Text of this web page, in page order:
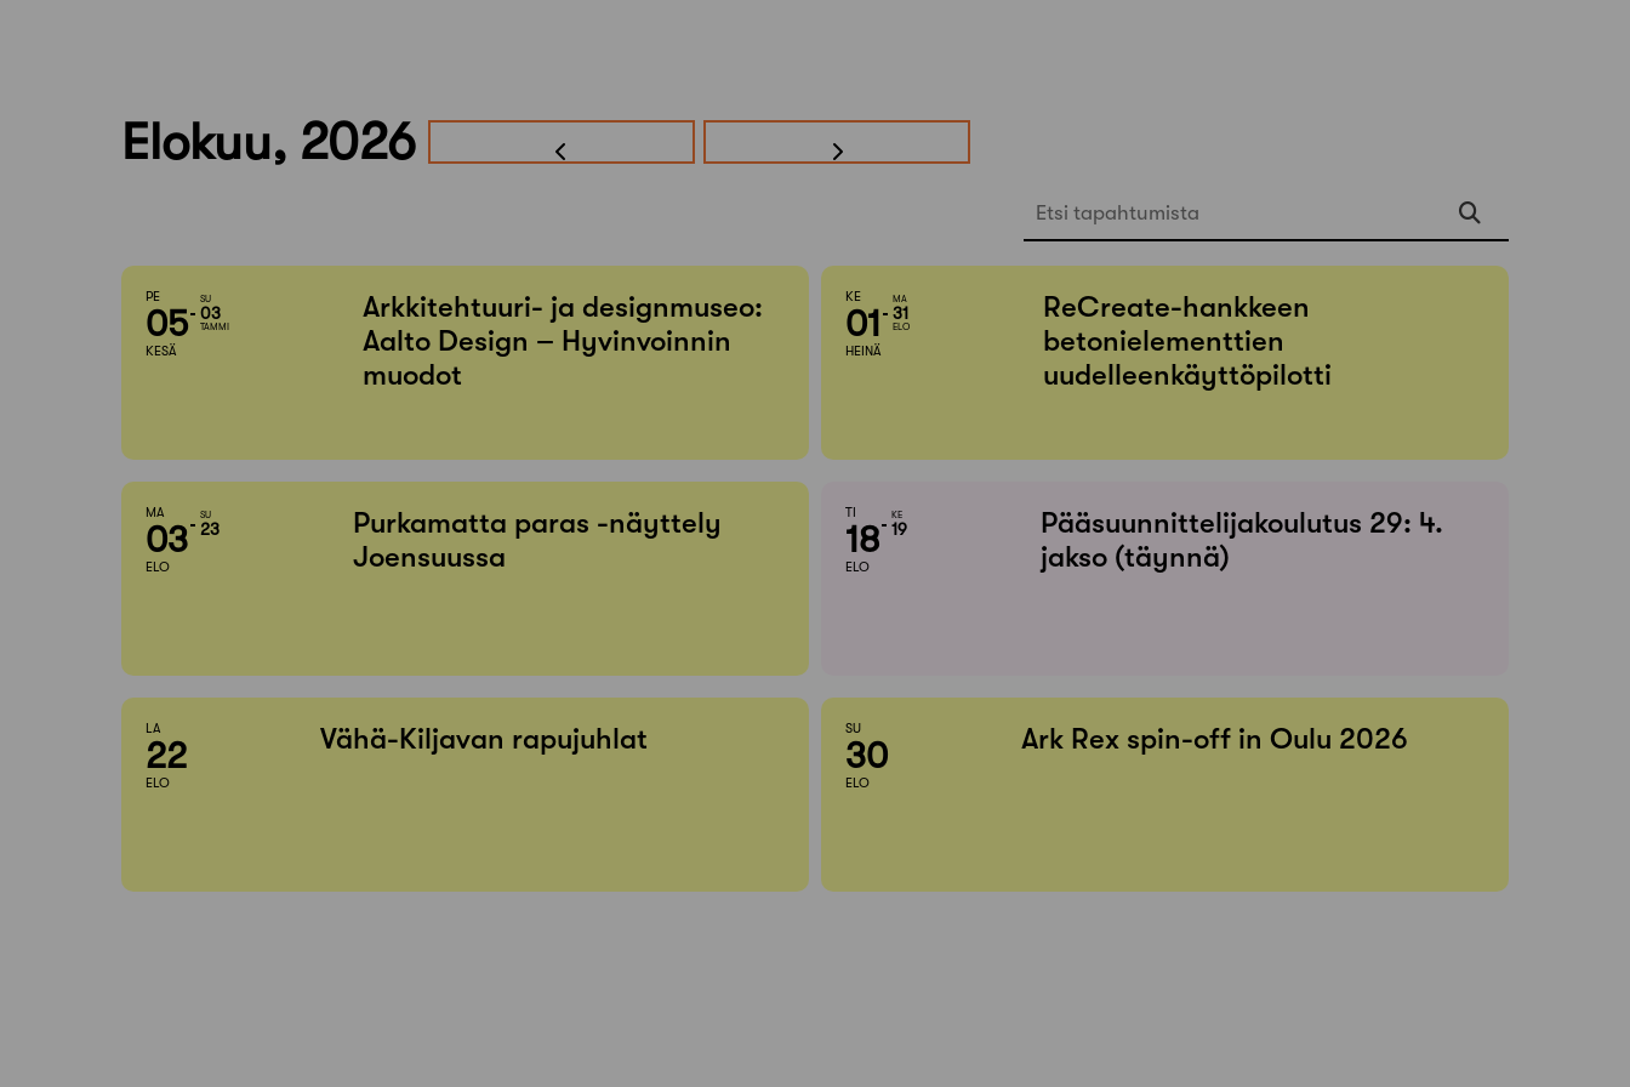
Elokuu, 2026
Etsi tapahtumista
PE
05
KESÄ
SU
03
TAMMI
Arkkitehtuuri- ja designmuseo:
Aalto Design – Hyvinvoinnin
muodot
KE
01
HEINÄ
MA
31
ELO
ReCreate-hankkeen
betonielementtien
uudelleenkäyttöpilotti
MA
03
ELO
SU
23
Purkamatta paras -näyttely
Joensuussa
TI
18
ELO
KE
19
Pääsuunnittelijakoulutus 29: 4.
jakso (täynnä)
LA
22
ELO
Vähä-Kiljavan rapujuhlat SU
30
ELO
Ark Rex spin-off in Oulu 2026